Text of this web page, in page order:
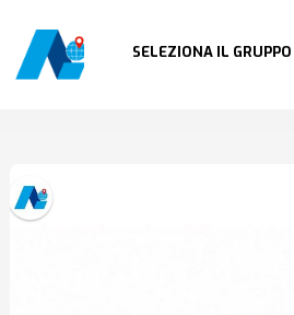
SELEZIONA IL GRUPPO